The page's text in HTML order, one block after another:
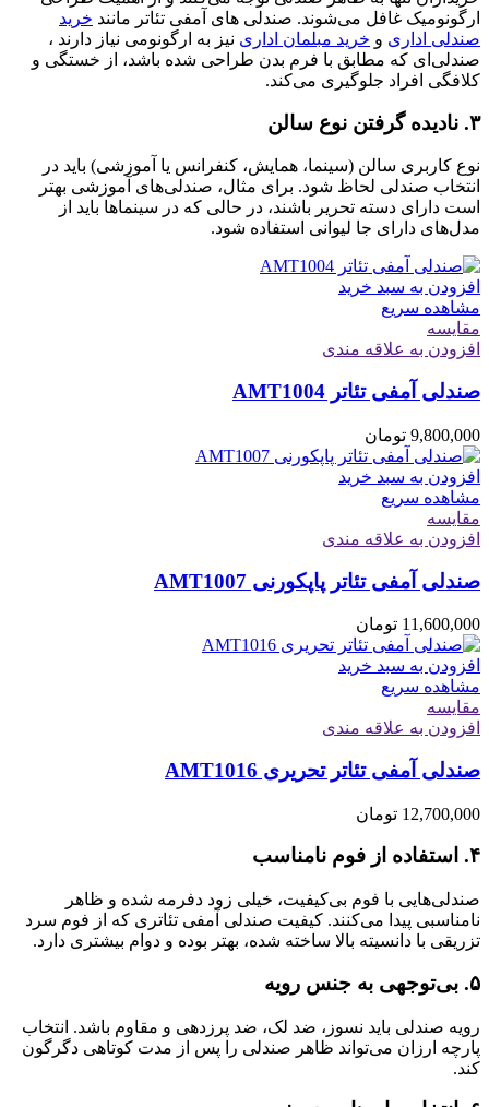
ارگونومیک غافل می‌شوند. صندلی های آمفی تئاتر مانند خرید
صندلی اداری و خرید مبلمان اداری نیز به ارگونومی نیاز دارند ،
صندلی‌ای که مطابق با فرم بدن طراحی شده باشد، از خستگی و
کلافگی افراد جلوگیری می‌کند.
۳. نادیده گرفتن نوع سالن
نوع کاربری سالن (سینما، همایش، کنفرانس یا آموزشی) باید در
انتخاب صندلی لحاظ شود. برای مثال، صندلی‌های آموزشی بهتر
است دارای دسته تحریر باشند، در حالی‌ که در سینماها باید از
مدل‌های دارای جا لیوانی استفاده شود.
افزودن به سبد خرید
مشاهده سریع
مقایسه
افزودن به علاقه مندی
صندلی آمفی تئاتر AMT1004
9,800,000 تومان
افزودن به سبد خرید
مشاهده سریع
مقایسه
افزودن به علاقه مندی
صندلی آمفی تئاتر پاپکورنی AMT1007
11,600,000 تومان
افزودن به سبد خرید
مشاهده سریع
مقایسه
افزودن به علاقه مندی
صندلی آمفی تئاتر تحریری AMT1016
12,700,000 تومان
۴. استفاده از فوم نامناسب
صندلی‌هایی با فوم بی‌کیفیت، خیلی زود دفرمه شده و ظاهر
نامناسبی پیدا می‌کنند. کیفیت صندلی آمفی تئاتری که از فوم سرد
تزریقی با دانسیته بالا ساخته شده، بهتر بوده و دوام بیشتری دارد.
۵. بی‌توجهی به جنس رویه
رویه صندلی باید نسوز، ضد لک، ضد پرزدهی و مقاوم باشد. انتخاب
پارچه ارزان می‌تواند ظاهر صندلی را پس از مدت کوتاهی دگرگون
کند.